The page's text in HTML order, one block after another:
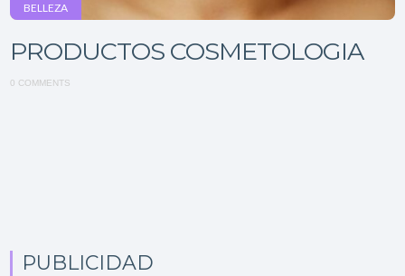
BELLEZA
PRODUCTOS COSMETOLOGIA
0 COMMENTS
PUBLICIDAD